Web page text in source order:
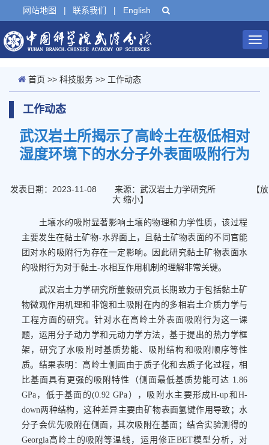
网站地图 | 联系我们 | English
首页 >> 科技服务 >> 工作动态
工作动态
武汉岩土所揭示了高岭土在极低相对
湿度环境下的水分子外表面吸附行为
发表日期：2023-11-08 来源：武汉岩土力学研究所 【放
大 缩小】
土壤水的吸附显著影响土壤的物理和力学性质，该过程
主要发生在黏土矿物-水界面上，且黏土矿物表面的不同官能
团对水的吸附行为存在一定影响。因此研究黏土矿物表面水
的吸附行为对于黏土-水相互作用机制的理解非常关键。
武汉岩土力学研究所董毅研究员长期致力于包括黏土矿
物微观作用机理和非饱和土吸附在内的多相岩土介质力学与
工程方面的研究。针对水在高岭土外表面吸附行为这一课
题，运用分子动力学和元动力学方法，基于提出的热力学框
架，研究了水吸附时基质势能、吸附结构和吸附顺序等性
质。结果表明：高岭土侧面由于质子化和去质子化过程，相
比基面具有更强的吸附特性（侧面最低基质势能可达 1.86
GPa，低于基面的(0.92 GPa），吸附水主要形成H-up和H-
down两种结构，这种差异主要由矿物表面氢键作用导致；水
分子会优先吸附在侧面，其次吸附在基面；结合实验测得的
Georgia高岭土的吸附等温线，运用修正BET模型分析，对